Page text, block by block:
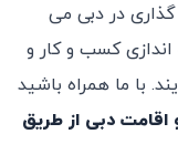
گذاری در دبی می
اندازی کسب و کار و
با ما همراه باشید
دبی از طریق